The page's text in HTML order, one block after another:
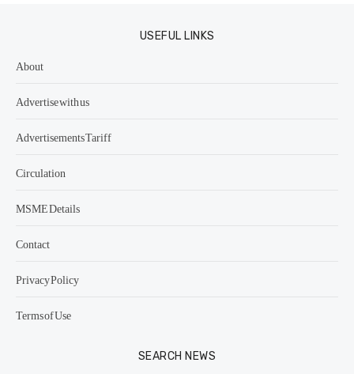
USEFUL LINKS
About
Advertise with us
Advertisements Tariff
Circulation
MSME Details
Contact
Privacy Policy
Terms of Use
SEARCH NEWS